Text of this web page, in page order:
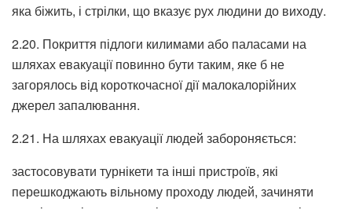
яка біжить, і стрілки, що вказує рух людини до виходу.
2.20. Покриття підлоги килимами або паласами на
шляхах евакуації повинно бути таким, яке б не
загорялось від короткочасної дії малокалорійних
джерел запалювання.
2.21. На шляхах евакуації людей забороняється:
застосовувати турнікети та інші пристроїв, які
перешкоджають вільному проходу людей, зачиняти